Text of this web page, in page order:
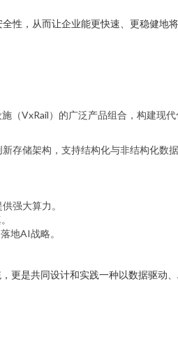
性，从而让企业能更快速、更稳健地
（VxRail）的广泛产品组合，构建现
存储架构，支持结构化与非结构化数
强大算力。
地AI战略。
更是共同设计和实践一种以数据驱动